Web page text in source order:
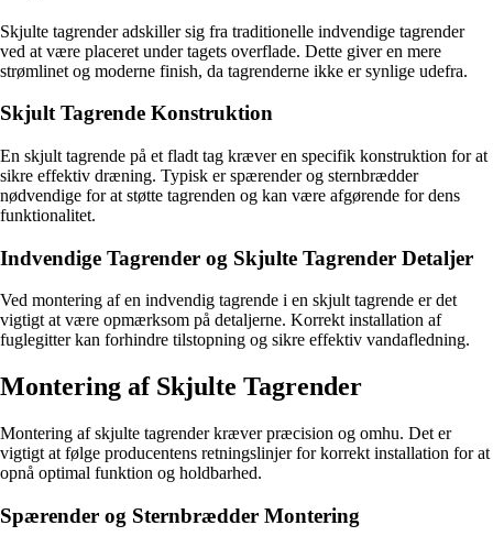
Skjulte tagrender adskiller sig fra traditionelle indvendige tagrender
ved at være placeret under tagets overflade. Dette giver en mere
strømlinet og moderne finish, da tagrenderne ikke er synlige udefra.
Skjult Tagrende Konstruktion
En skjult tagrende på et fladt tag kræver en specifik konstruktion for at
sikre effektiv dræning. Typisk er spærender og sternbrædder
nødvendige for at støtte tagrenden og kan være afgørende for dens
funktionalitet.
Indvendige Tagrender og Skjulte Tagrender Detaljer
Ved montering af en indvendig tagrende i en skjult tagrende er det
vigtigt at være opmærksom på detaljerne. Korrekt installation af
fuglegitter kan forhindre tilstopning og sikre effektiv vandafledning.
Montering af Skjulte Tagrender
Montering af skjulte tagrender kræver præcision og omhu. Det er
vigtigt at følge producentens retningslinjer for korrekt installation for at
opnå optimal funktion og holdbarhed.
Spærender og Sternbrædder Montering